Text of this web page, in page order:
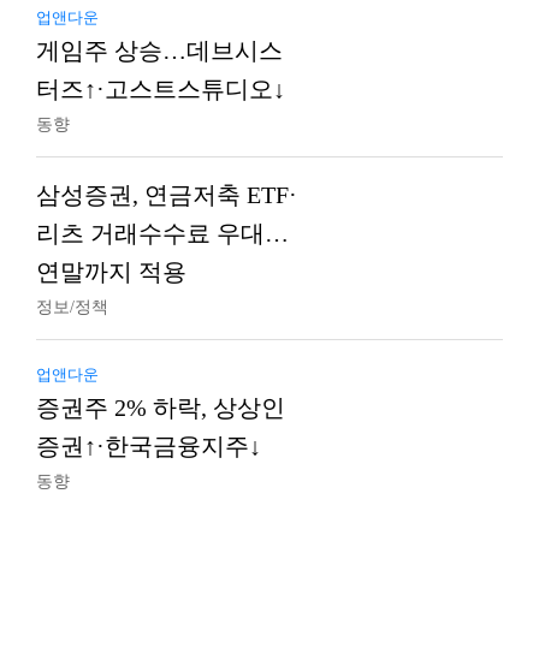
업앤다운
게임주 상승…데브시스
터즈↑·고스트스튜디오↓
동향
삼성증권, 연금저축 ETF·
리츠 거래수수료 우대…
연말까지 적용
정보/정책
업앤다운
증권주 2% 하락, 상상인
증권↑·한국금융지주↓
동향